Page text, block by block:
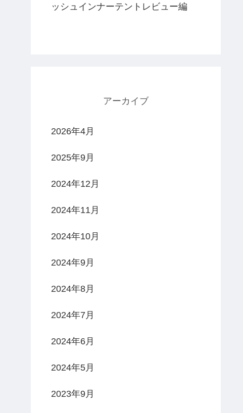
ッシュインナーテントレビュー編
アーカイブ
2026年4月
2025年9月
2024年12月
2024年11月
2024年10月
2024年9月
2024年8月
2024年7月
2024年6月
2024年5月
2023年9月